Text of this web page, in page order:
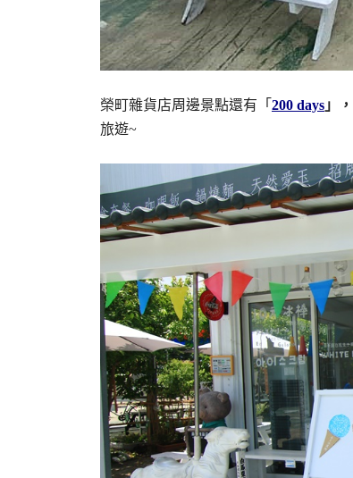
榮町雜貨店周邊景點還有「 200 days 」，
旅遊~